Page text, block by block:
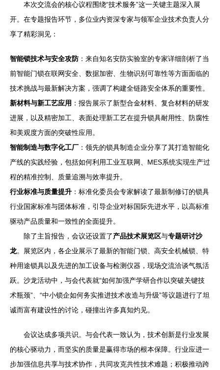
本次交流会的核心议程围绕“技术服务”这一关键主题深入展
开。在专题报告环节，多位业内资深专家与领军企业技术负责人分
享了精彩洞见：
智能锁技术与安全攻防：来自知名安防实验室的专家详细剖析了当
前智能门锁在联网安全、数据加密、生物识别可靠性等方面面临的
技术挑战与最新解决方案，强调了构建全链路安全体系的重要性。
新材料与新工艺应用 ：报告展示了新型合金材料、复合材料的研发
进展，以及精密加工、表面处理新工艺在提升锁具耐用性、防腐性
和美观度方面的突破性应用。
智能制造与数字化工厂 ：领先的锁具制造企业分享了其打造智能化
产线的实践经验，包括如何利用工业互联网、MES系统实现生产过
程的精准控制、质量追溯与效率提升。
行业标准与质量提升 ：标准化委员会专家解读了最新制修订的锁具
行业国家标准与团体标准，引导企业对标国际先进水平，以高标准
驱动产品质量和一致性的全面提升。
除了主旨报告，会议还设置了产品技术展览区与专题研讨沙
龙。展览区内，各企业展示了最新的智能门锁、高安全机械锁、特
种用途锁具以及先进的加工设备与检测仪器，现场交流洽谈气氛活
跃。沙龙活动中，与会代表就“如何加强产学研合作以突破关键技
术瓶颈”、“中小锁企如何务实推进技术改造与升级”等议题进行了坦
诚而富有建设性的讨论，碰撞出许多真知灼见。
会议达成多项共识。与会代表一致认为，技术创新是行业发展
的核心驱动力，而坚实的质量是赢得市场的根本保障。行业应进一
步加强信息共享与技术协作，共同攻克共性技术难题；积极推动跨